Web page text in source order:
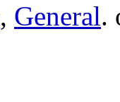
, General.